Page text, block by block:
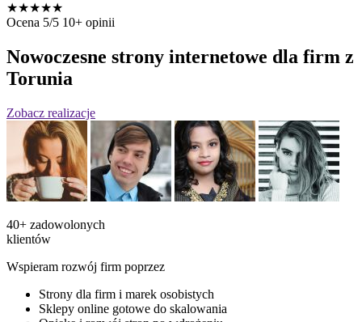
★★★★★
Ocena 5/5 10+ opinii
Nowoczesne strony internetowe dla firm z
Torunia
Zobacz realizacje
40+ zadowolonych
klientów
Wspieram rozwój firm poprzez
Strony dla firm i marek osobistych
Sklepy online gotowe do skalowania